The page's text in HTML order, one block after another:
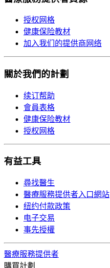
授权网格
健康保险教材
加入我们的提供商网络
關於我們的計劃
续订帮助
會員表格
健康保险教材
授权网格
有益工具
尋找醫生
醫療服務提供者入口網站
纽约付款政策
电子交易
事先授權
醫療服務提供者
購買計劃